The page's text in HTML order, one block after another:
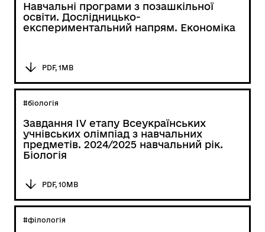
Навчальні програми з позашкільної
освіти. Дослідницько-
експериментальний напрям. Економіка
PDF, 1MB
#біологія
Завдання ІV етапу Всеукраїнських
учнівських олімпіад з навчальних
предметів. 2024/2025 навчальний рік.
Біологія
PDF, 10MB
#філологія